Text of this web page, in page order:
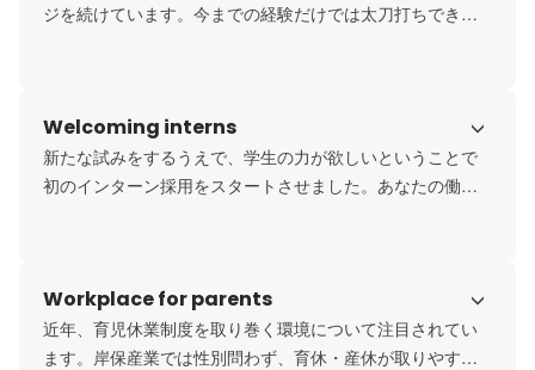
ジを続けています。今までの経験だけでは太刀打ちできな
Welcoming interns
新たな試みをするうえで、学生の力が欲しいということで
初のインターン採用をスタートさせました。あなたの働き
Workplace for parents
近年、育児休業制度を取り巻く環境について注目されてい
ます。岸保産業では性別問わず、育休・産休が取りやすい